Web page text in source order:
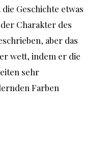
Geschichte etwas
Charakter des
aber das
wett, indem er die
sehr
Farben